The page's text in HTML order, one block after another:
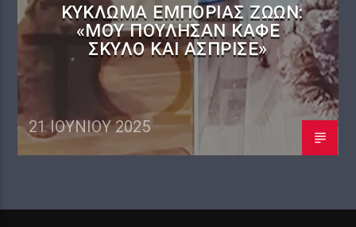
KΎΚΛΩΜΑ ΕΜΠΟΡΊΑΣ ΖΏΩΝ:
«ΜΟΥ ΠΟΎΛΗΣΑΝ ΚΑΦΈ
ΣΚΎΛΟ ΚΑΙ ΆΣΠΡΙΣΕ»
21 ΙΟΥΝΊΟΥ 2025